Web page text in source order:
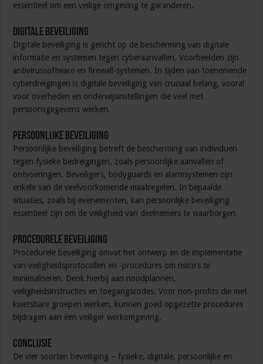
essentieel om een veilige omgeving te garanderen.
Digitale beveiliging
Digitale beveiliging is gericht op de bescherming van digitale
informatie en systemen tegen cyberaanvallen. Voorbeelden zijn
antivirussoftware en firewall-systemen. In tijden van toenemende
cyberdreigingen is digitale beveiliging van cruciaal belang, vooral
voor overheden en onderwijsinstellingen die veel met
persoonsgegevens werken.
Persoonlijke beveiliging
Persoonlijke beveiliging betreft de bescherming van individuen
tegen fysieke bedreigingen, zoals persoonlijke aanvallen of
ontvoeringen. Beveiligers, bodyguards en alarmsystemen zijn
enkele van de veelvoorkomende maatregelen. In bepaalde
situaties, zoals bij evenementen, kan persoonlijke beveiliging
essentieel zijn om de veiligheid van deelnemers te waarborgen.
Procedurele beveiliging
Procedurele beveiliging omvat het ontwerp en de implementatie
van veiligheidsprotocollen en -procedures om risico’s te
minimaliseren. Denk hierbij aan noodplannen,
veiligheidsinstructies en toegangscodes. Voor non-profits die met
kwetsbare groepen werken, kunnen goed opgezette procedures
bijdragen aan een veiliger werkomgeving.
Conclusie
De vier soorten beveiliging – fysieke, digitale, persoonlijke en